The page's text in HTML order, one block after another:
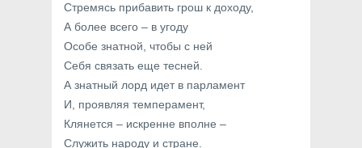
Стремясь прибавить грош к доходу,
А более всего – в угоду
Особе знатной, чтобы с ней
Себя связать еще тесней.
А знатный лорд идет в парламент
И, проявляя темперамент,
Клянется – искренне вполне –
Служить народу и стране.